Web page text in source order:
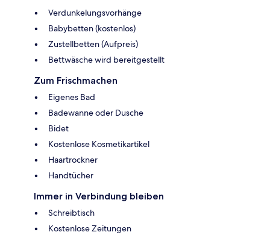
Verdunkelungsvorhänge
Babybetten (kostenlos)
Zustellbetten (Aufpreis)
Bettwäsche wird bereitgestellt
Zum Frischmachen
Eigenes Bad
Badewanne oder Dusche
Bidet
Kostenlose Kosmetikartikel
Haartrockner
Handtücher
Immer in Verbindung bleiben
Schreibtisch
Kostenlose Zeitungen